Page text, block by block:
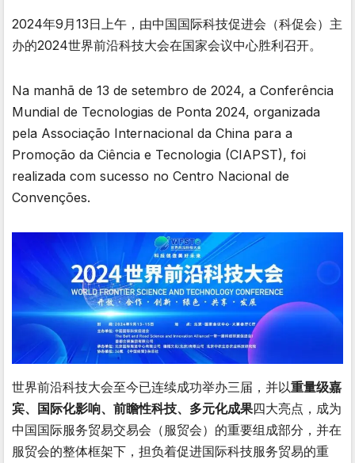
2024年9月13日上午，由中国国际科技促进会（科促会）主
办的2024世界前沿科技大会在国家会议中心胜利召开。
Na manhã de 13 de setembro de 2024, a Conferência
Mundial de Tecnologias de Ponta 2024, organizada
pela Associação Internacional da China para a
Promoção da Ciência e Tecnologia (CIAPST), foi
realizada com sucesso no Centro Nacional de
Convenções.
世界前沿科技大会至今已连续成功举办三届，并以重量级嘉
宾、国际化影响、前瞻性科技、多元化成果四大亮点，成为
中国国际服务贸易交易会（服贸会）的重要组成部分，并在
服贸会的整体框架下，担负着促进国际科技服务贸易的重